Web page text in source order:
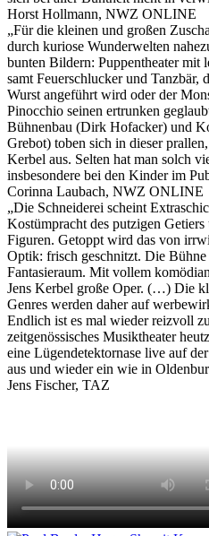
Horst Hollmann, NWZ ONLINE
„Für die kleinen und großen
durch kuriose Wunderwelten
bunten Bildern: Puppentheater mit
samt Feuerschlucker und Tanzbär,
Wurst angeführt wird oder der
Pinocchio seinen ertrunken
Bühnenbau (Dirk Hofacker) und
Grebot) toben sich in dieser
Kerbel aus. Selten hat man solch
insbesondere bei den Kinder im
Corinna Laubach, NWZ ONLINE
„Die Schneiderei scheint
Kostümpracht des putzigen
Figuren. Getoppt wird das von
Optik: frisch geschnitzt. Die
Fantasieraum. Mit vollem
Jens Kerbel große Oper. (…) Die
Genres werden daher auf
Endlich ist es mal wieder reizvoll
zeitgenössisches Musiktheater
eine Lügendetektornase live auf
aus und wieder ein wie in
Jens Fischer, TAZ